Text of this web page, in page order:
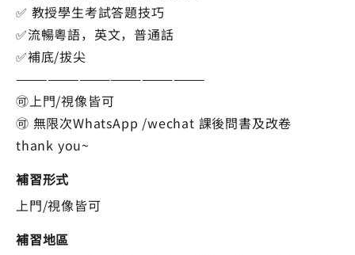
✅ 教授學生考試答題技巧
✅流暢粵語，英文，普通話
✅補底/拔尖
——————————————————
🉑上門/視像皆可
🉑 無限次WhatsApp /wechat 課後問書及改卷
thank you~
補習形式
上門/視像皆可
補習地區